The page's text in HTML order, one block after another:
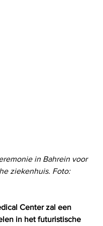
in Bahrein voor
ziekenhuis. Foto:
Center zal een
in het futuristische